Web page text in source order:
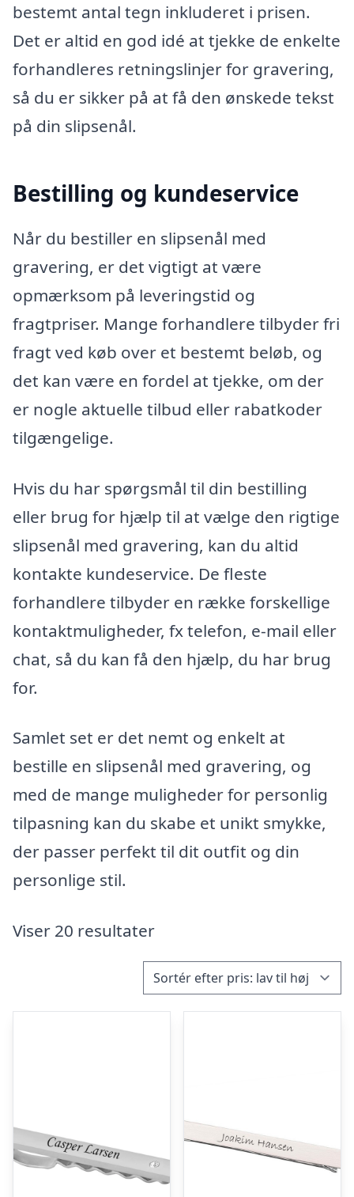
bestemt antal tegn inkluderet i prisen.
Det er altid en god idé at tjekke de enkelte
forhandleres retningslinjer for gravering,
så du er sikker på at få den ønskede tekst
på din slipsenål.
Bestilling og kundeservice
Når du bestiller en slipsenål med
gravering, er det vigtigt at være
opmærksom på leveringstid og
fragtpriser. Mange forhandlere tilbyder fri
fragt ved køb over et bestemt beløb, og
det kan være en fordel at tjekke, om der
er nogle aktuelle tilbud eller rabatkoder
tilgængelige.
Hvis du har spørgsmål til din bestilling
eller brug for hjælp til at vælge den rigtige
slipsenål med gravering, kan du altid
kontakte kundeservice. De fleste
forhandlere tilbyder en række forskellige
kontaktmuligheder, fx telefon, e-mail eller
chat, så du kan få den hjælp, du har brug
for.
Samlet set er det nemt og enkelt at
bestille en slipsenål med gravering, og
med de mange muligheder for personlig
tilpasning kan du skabe et unikt smykke,
der passer perfekt til dit outfit og din
personlige stil.
Viser 20 resultater